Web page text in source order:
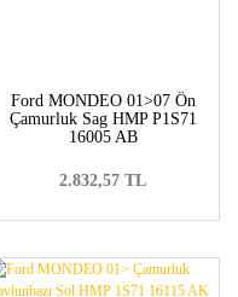
Ford MONDEO 01>07 Ön
Çamurluk Sag HMP P1S71
16005 AB
2.832,57 TL